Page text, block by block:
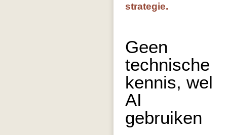
strategie.
Geen
technische
kennis, wel
AI
gebruiken